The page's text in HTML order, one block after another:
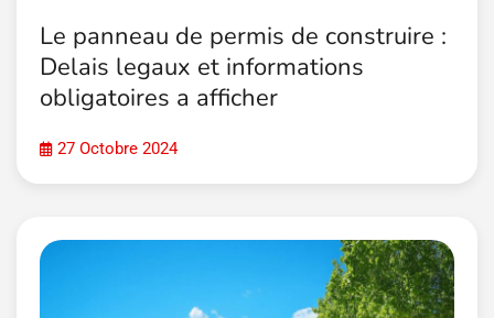
Le panneau de permis de construire :
Delais legaux et informations
obligatoires a afficher
27 Octobre 2024